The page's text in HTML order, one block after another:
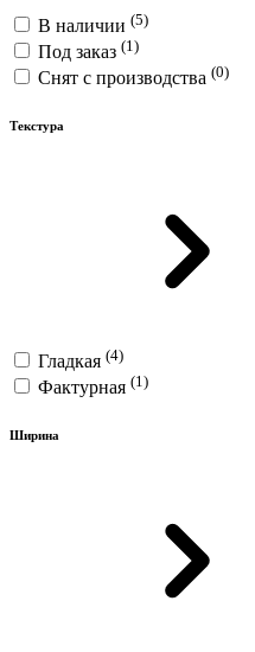
В наличии (5)
Под заказ (1)
Снят с производства (0)
Текстура
Гладкая (4)
Фактурная (1)
Ширина